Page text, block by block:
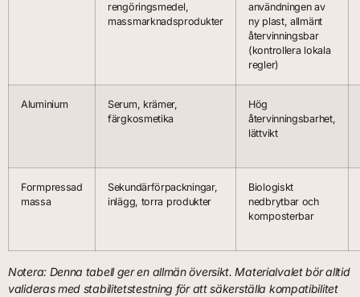
rengöringsmedel,
massmarknadsprodukter
användningen av
ny plast, allmänt
återvinningsbar
(kontrollera lokala
regler)
Aluminium
Serum, krämer,
färgkosmetika
Hög
återvinningsbarhet,
lättvikt
Formpressad
massa
Sekundärförpackningar,
inlägg, torra produkter
Biologiskt
nedbrytbar och
komposterbar
Notera: Denna tabell ger en allmän översikt. Materialvalet bör alltid
valideras med stabilitetstestning för att säkerställa kompatibilitet